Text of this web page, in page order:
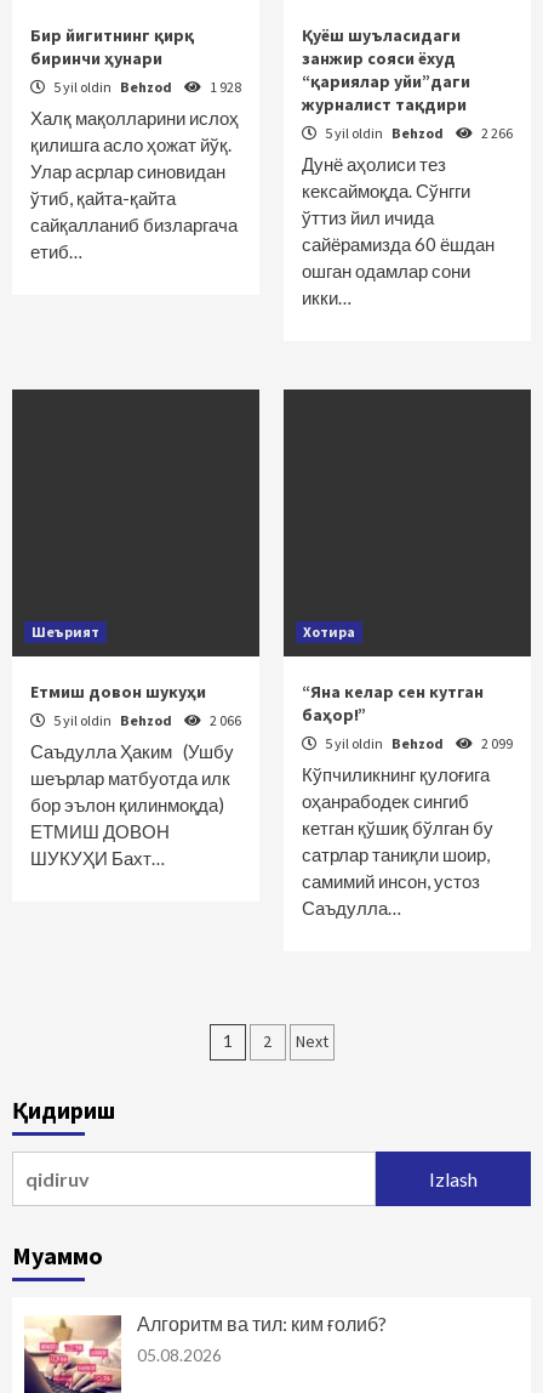
Бир йигитнинг қирқ
биринчи ҳунари
5 yil oldin Behzod 1 928
Халқ мақолларини ислоҳ
қилишга асло ҳожат йўқ.
Улар асрлар синовидан
ўтиб, қайта-қайта
сайқалланиб бизларгача
етиб…
Қуёш шуъласидаги
занжир сояси ёхуд
“қариялар уйи”даги
журналист тақдири
5 yil oldin Behzod 2 266
Дунё аҳолиси тез
кексаймоқда. Сўнгги
ўттиз йил ичида
сайёрамизда 60 ёшдан
ошган одамлар сони
икки…
Шеърият
Етмиш довон шукуҳи
5 yil oldin Behzod 2 066
Саъдулла Ҳаким (Ушбу
шеърлар матбуотда илк
бор эълон қилинмоқда)
ЕТМИШ ДОВОН
ШУКУҲИ Бахт…
Хотира
“Яна келар сен кутган
баҳор!”
5 yil oldin Behzod 2 099
Кўпчиликнинг қулоғига
оҳанрабодек сингиб
кетган қўшиқ бўлган бу
сатрлар таниқли шоир,
самимий инсон, устоз
Саъдулла…
Maqolalar
1 2 Next
Қидириш
Муаммо
Алгоритм ва тил: ким ғолиб?
05.08.2026